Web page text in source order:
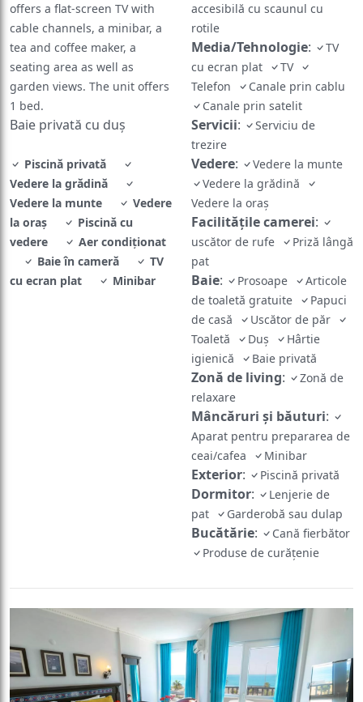
offers a flat-screen TV with
cable channels, a minibar, a
tea and coffee maker, a
seating area as well as
garden views. The unit offers
1 bed.
Baie privată cu duș
Piscină privată
Vedere la grădină
Vedere la munte
Vedere
la oraș
Piscină cu
vedere
Aer condiţionat
Baie în cameră
TV
cu ecran plat
Minibar
accesibilă cu scaunul cu
rotile
Media/Tehnologie:
TV
cu ecran plat
TV
Telefon
Canale prin cablu
Canale prin satelit
Servicii:
Serviciu de
trezire
Vedere:
Vedere la munte
Vedere la grădină
Vedere la oraș
Facilităţile camerei:
uscător de rufe
Priză lângă
pat
Baie: Prosoape
Articole
de toaletă gratuite
Papuci
de casă
Uscător de păr
Toaletă
Duş
Hârtie
igienică
Baie privată
Zonă de living:
Zonă de
relaxare
Mâncăruri și băuturi:
Aparat pentru prepararea de
ceai/cafea
Minibar
Exterior: Piscină privată
Dormitor:
Lenjerie de
pat
Garderobă sau dulap
Bucătărie:
Cană fierbător
Produse de curățenie